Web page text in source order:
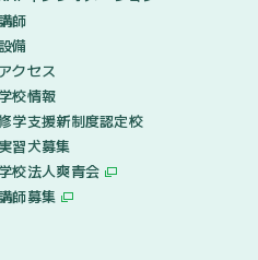
講師
設備
アクセス
学校情報
学支援新制度認定校
実習犬募集
学校法人爽青会
講師募集